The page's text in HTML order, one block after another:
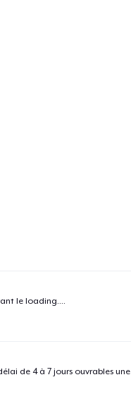
le loading....
de 4 à 7 jours ouvrables une